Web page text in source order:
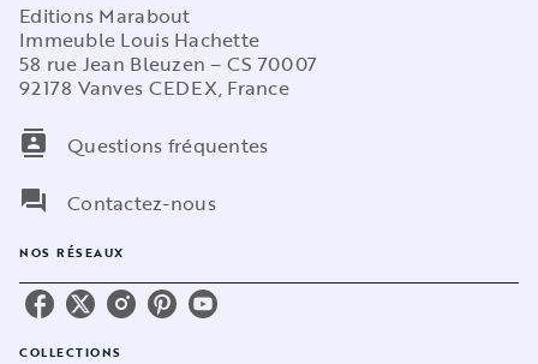
Editions Marabout
Immeuble Louis Hachette
58 rue Jean Bleuzen – CS 70007
92178 Vanves CEDEX, France
contacts
Questions fréquentes
question_answer
Contactez-nous
NOS RÉSEAUX
COLLECTIONS